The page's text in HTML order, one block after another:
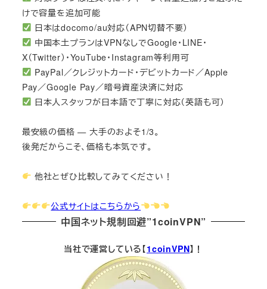
けで容量を追加可能
日本はdocomo/au対応（APN切替不要）
中国本土プランはVPNなしでGoogle・LINE・
X（Twitter）・YouTube・Instagram等利用可
PayPal／クレジットカード・デビットカード／Apple
Pay／Google Pay／暗号資産決済に対応
日本人スタッフが日本語で丁寧に対応（英語も可）
最安級の価格 — 大手のおよそ1/3。
後発だからこそ、価格も本気です。
他社とぜひ比較してみてください！
公式サイトはこちらから
中国ネット規制回避”1coinVPN”
当社で運営している【1coinVPN】！